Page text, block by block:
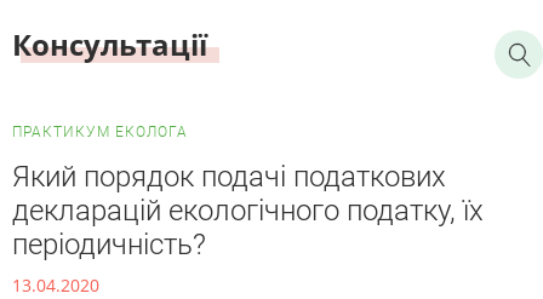
Консультації
ПРАКТИКУМ ЕКОЛОГА
Який порядок подачі податкових
декларацій екологічного податку, їх
періодичність?
13.04.2020